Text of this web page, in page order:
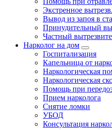
Экстренное
Вывод из запоя в
Принудительный
Частный
Нарколог на дом
Госпитализация
Капельница от
Наркологическая
Наркологическая
Помощь при
Прием нарколога
Снятие ломки
УБОД
Консультация